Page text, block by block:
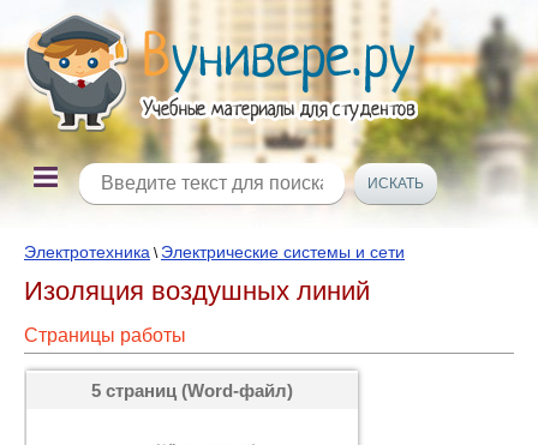
Электротехника \ Электрические системы и сети
Изоляция воздушных линий
Страницы работы
5 страниц (Word-файл)